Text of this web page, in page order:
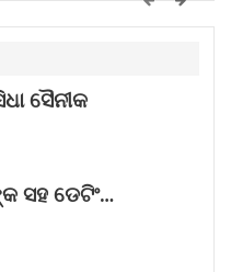
ବାଲିଯାତ୍ରା ପ୍ରସ୍ତୁତି
ନାଚିଯାଏ
। ଓଡ଼ିଶାର ପ୍ରାଚୀନ
ସମୃଦ୍ଧ କରିଥିଲା
ସୈନୀକ
ସହ ଡେଟିଂ…